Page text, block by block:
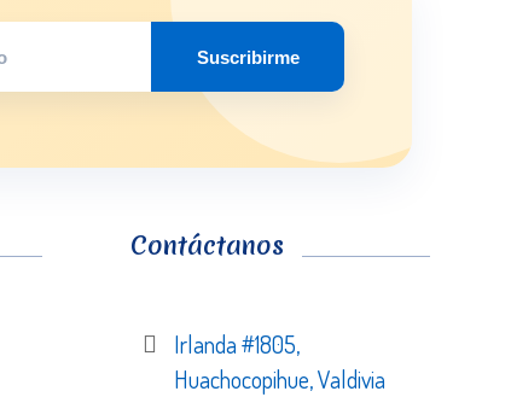
Suscribirme
Contáctanos
Irlanda #1805,
Huachocopihue, Valdivia